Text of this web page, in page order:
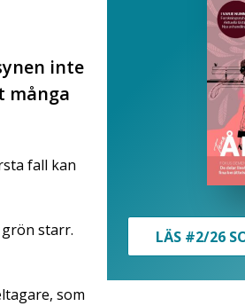
inte
många
fall kan
starr.
som
LÄS #2/26